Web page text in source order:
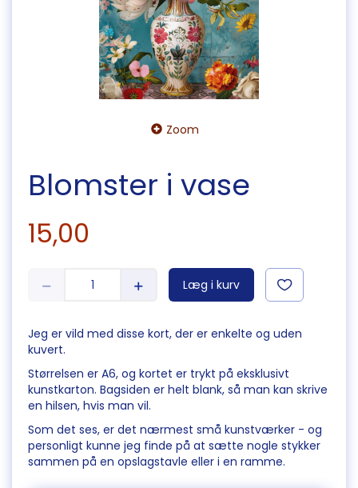
Zoom
Blomster i vase
15,00
Læg i kurv
Jeg er vild med disse kort, der er enkelte og uden
kuvert.
Størrelsen er A6, og kortet er trykt på eksklusivt
kunstkarton. Bagsiden er helt blank, så man kan skrive
en hilsen, hvis man vil.
Som det ses, er det nærmest små kunstværker - og
personligt kunne jeg finde på at sætte nogle stykker
sammen på en opslagstavle eller i en ramme.